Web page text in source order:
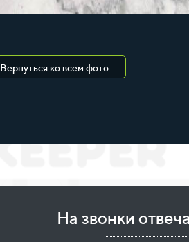
Вернуться ко всем фото
На звонки